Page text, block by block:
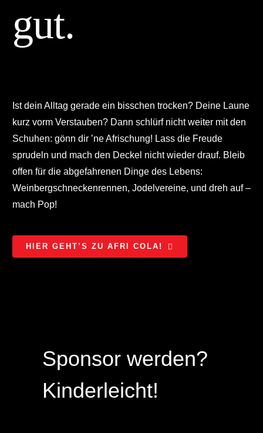
gut.
Ist dein Alltag gerade ein bisschen trocken? Deine Laune
kurz vorm Verstauben? Dann schlürf nicht weiter mit den
Schuhen: gönn dir ’ne Afrischung! Lass die Freude
sprudeln und mach den Deckel nicht wieder drauf. Bleib
offen für die abgefahrenen Dinge des Lebens:
Weinbergschneckenrennen, Jodelvereine, und dreh auf –
mach Pop!
HIER GEHT’S ZU AFRI COLA!
Sponsor werden?
Kinderleicht!